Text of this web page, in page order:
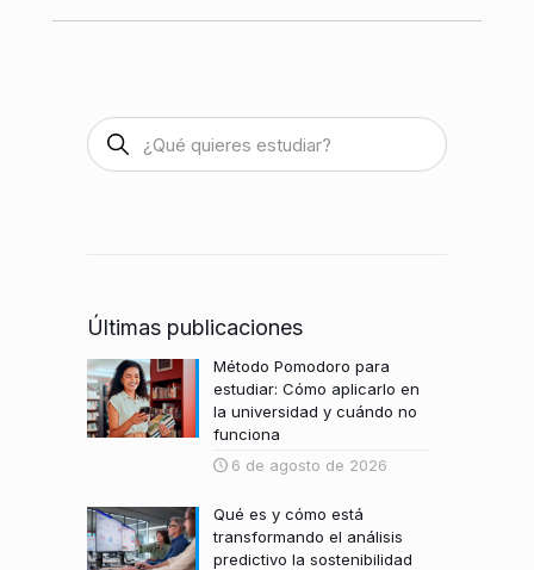
Últimas publicaciones
Método Pomodoro para
estudiar: Cómo aplicarlo en
la universidad y cuándo no
funciona
6 de agosto de 2026
Qué es y cómo está
transformando el análisis
predictivo la sostenibilidad